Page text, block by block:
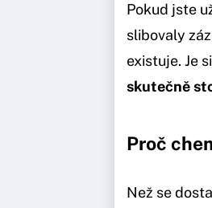
Pokud jste
slibovaly
existuje. Je
skutečně
Proč
Než se